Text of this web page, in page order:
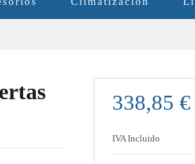
338,85 €
IVA Incluido